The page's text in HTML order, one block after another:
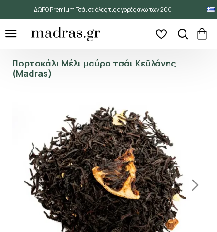
ΔΩΡΟ Premium Τσάι σε όλες τις αγορές άνω των 20€!
Πορτοκάλι Μέλι μαύρο τσάι Κεϋλάνης
(Madras)